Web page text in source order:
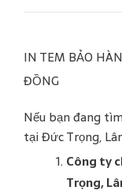
IN TEM BẢO
ĐỒNG
Nếu bạn đang
tại Đức Trọng,
Công ty
Trọng,